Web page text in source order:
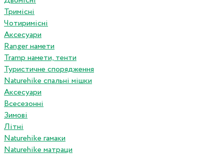
Тримісні
Чотиримісні
Аксесуари
Ranger намети
Tramp намети, тенти
Туристичне спорядження
Naturehike спальні мішки
Аксесуари
Всесезонні
Зимові
Літні
Naturehike гамаки
Naturehike матраци